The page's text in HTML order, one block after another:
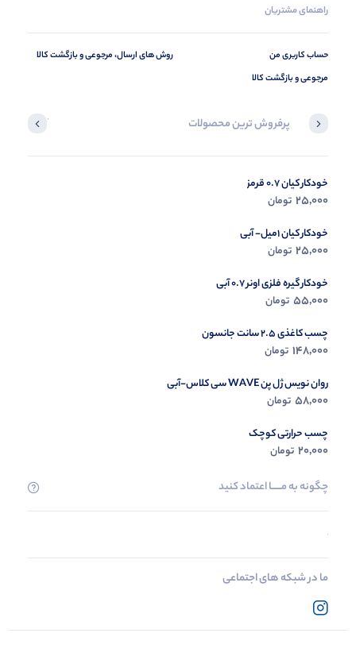
راهنمای مشتریان
حساب کاربری من
مرجوعی و بازگشت کالا
روش های ارسال، مرجوعی و بازگشت کالا
پرفروش ترین محصولات آخرین
خودکار کیان 0.7 قرمز
25,000 تومان
خودکار کیان 1میل- آبی
25,000 تومان
خودکار گیره فلزی اونر 0.7 آبی
55,000 تومان
چسب کاغذی 2.5 سانت جانسون
148,000 تومان
روان نویس ژل پن WAVE سی کلاس-آبی
58,000 تومان
چسب حرارتی کوچک
20,000 تومان
چگونه به مــــــا اعتماد کنید
ما در شبکه های اجتماعی